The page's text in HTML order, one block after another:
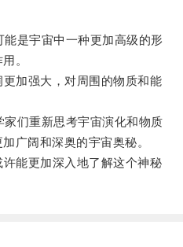
是宇宙中一种更加高级的形
。
加强大，对周围的物质和能
们重新思考宇宙演化和物质
广阔和深奥的宇宙奥秘。
能更加深入地了解这个神秘